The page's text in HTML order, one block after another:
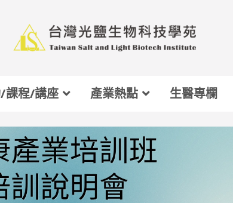
課程/講座 產業熱點 生醫專欄